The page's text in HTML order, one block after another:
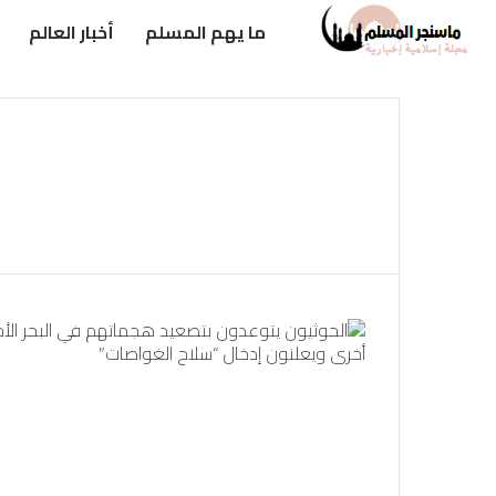
ما يهم المسلم أخبار العالم